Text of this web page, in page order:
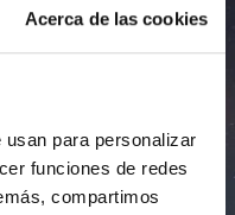
Acerca de las cookies
para personalizar
funciones de redes
compartimos